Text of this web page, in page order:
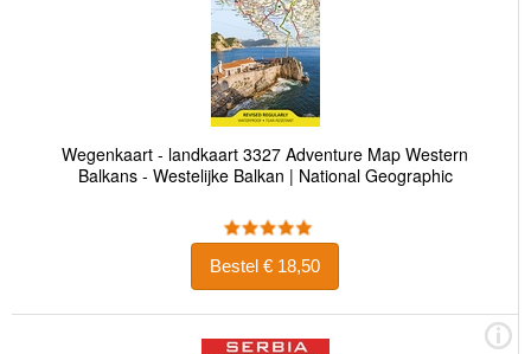
Wegenkaart - landkaart 3327 Adventure Map Western
Balkans - Westelijke Balkan | National Geographic
Bestel € 18,50